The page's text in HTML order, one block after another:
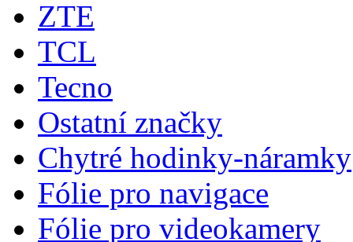
ZTE
TCL
Tecno
Ostatní značky
Chytré hodinky-náramky
Fólie pro navigace
Fólie pro videokamery